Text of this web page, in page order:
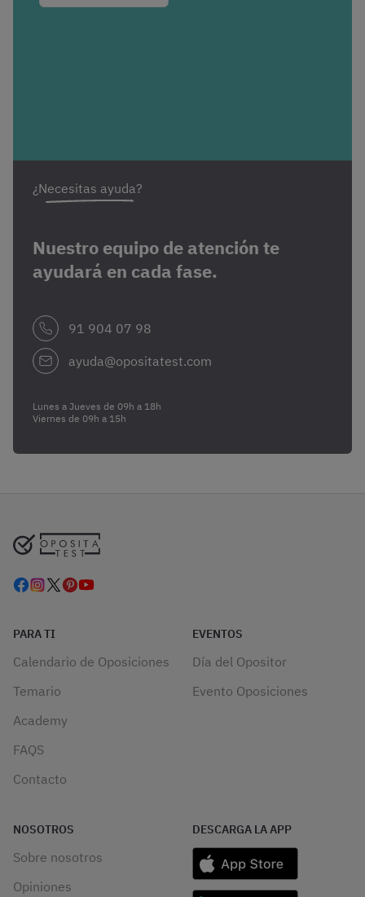
¿Necesitas ayuda?
Nuestro equipo de atención te
ayudará en cada fase.
91 904 07 98
ayuda@opositatest.com
Lunes a Jueves de 09h a 18h
Viernes de 09h a 15h